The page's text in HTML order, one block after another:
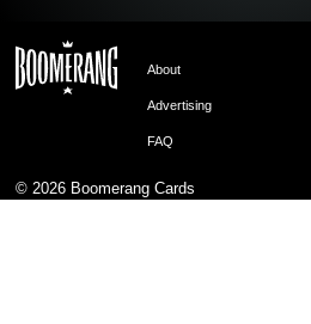
About
Advertising
FAQ
© 2026 Boomerang Cards